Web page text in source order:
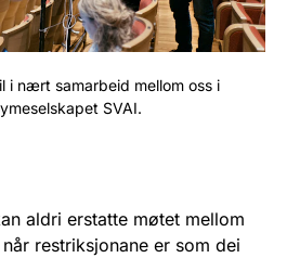
i nært samarbeid mellom oss i
SVAI.
aldri erstatte møtet mellom
restriksjonane er som dei